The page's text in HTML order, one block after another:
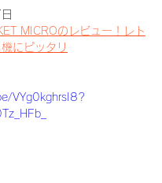
MICROのレビュー！レト
にピッタリ
VYg0kghrsI8?